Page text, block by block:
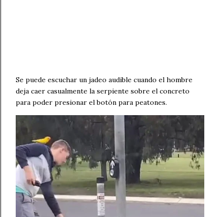
Se puede escuchar un jadeo audible cuando el hombre
deja caer casualmente la serpiente sobre el concreto
para poder presionar el botón para peatones.